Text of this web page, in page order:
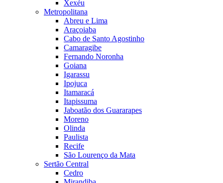
Xexéu
Metropolitana
Abreu e Lima
Araçoiaba
Cabo de Santo Agostinho
Camaragibe
Fernando Noronha
Goiana
Igarassu
Ipojuca
Itamaracá
Itapissuma
Jaboatão dos Guararapes
Moreno
Olinda
Paulista
Recife
São Lourenço da Mata
Sertão Central
Cedro